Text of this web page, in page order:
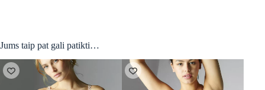
Jums taip pat gali patikti…